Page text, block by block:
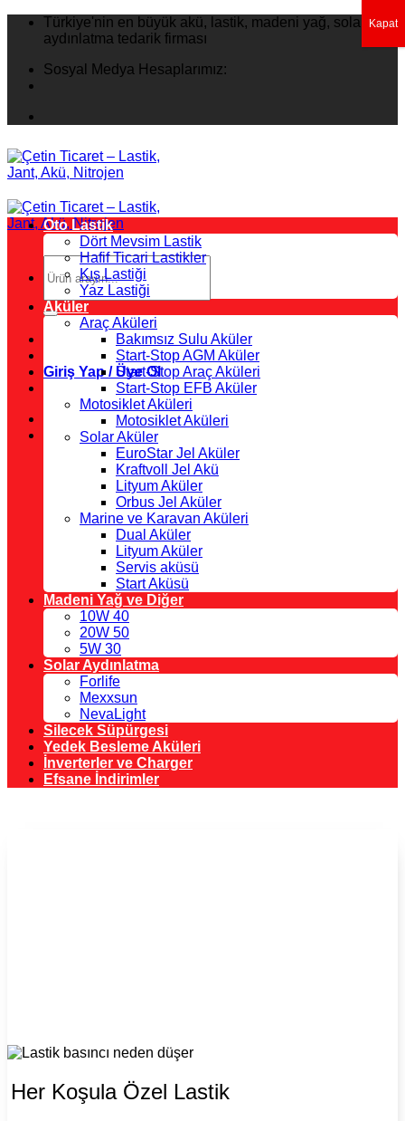
İçeriğeTürkiye'nin en büyük akü, lastik, madeni yağ, solar
aydınlatma tedarik firması
Sosyal Medya Hesaplarımız:
Ara:
Giriş Yap / Üye Ol
Oto Lastik
Dört Mevsim Lastik
Hafif Ticari Lastikler
Kış Lastiği
Yaz Lastiği
Aküler
Araç Aküleri
Bakımsız Sulu Aküler
Start-Stop AGM Aküler
Start-Stop Araç Aküleri
Start-Stop EFB Aküler
Motosiklet Aküleri
Motosiklet Aküleri
Solar Aküler
EuroStar Jel Aküler
Kraftvoll Jel Akü
Lityum Aküler
Orbus Jel Aküler
Marine ve Karavan Aküleri
Dual Aküler
Lityum Aküler
Servis aküsü
Start Aküsü
Madeni Yağ ve Diğer
10W 40
20W 50
5W 30
Solar Aydınlatma
Forlife
Mexxsun
NevaLight
Silecek Süpürgesi
Yedek Besleme Aküleri
İnverterler ve Charger
Efsane İndirimler
Her Koşula Özel Lastik
Kapat